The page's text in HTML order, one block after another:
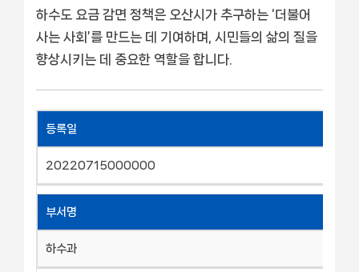
하수도 요금 감면 정책은 오산시가 추구하는 ‘더불어
사는 사회’를 만드는 데 기여하며, 시민들의 삶의 질을
향상시키는 데 중요한 역할을 합니다.
등록일
20220715000000
부서명
하수과